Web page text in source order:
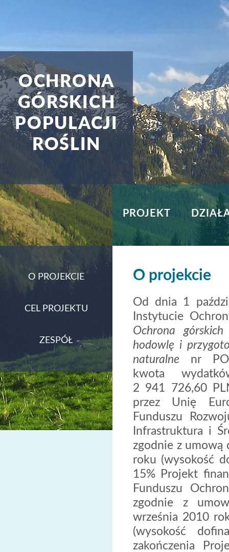
OCHRONA
GÓRSKICH
POPULACJI
ROŚLIN
O PROJEKCIE
CEL PROJEKTU
ZESPÓŁ
PROJEKT
O projekcie
Od dnia 1
Instytucie
Ochrona
hodowlę i
naturalne nr
kwota
2 941 726,60
przez Unię
Funduszu
Infrastruktura i
zgodnie z umową
roku (wysokość
15% Projekt
Funduszu
zgodnie z
września 2010
(wysokość
zakończenia